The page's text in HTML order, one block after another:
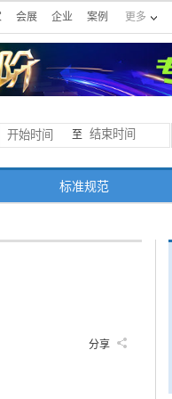
会展 企业 案例 更多
至
标准规范
分享